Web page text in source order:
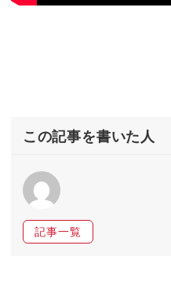
この記事を書いた人
記事一覧